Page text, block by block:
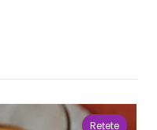
Rețete